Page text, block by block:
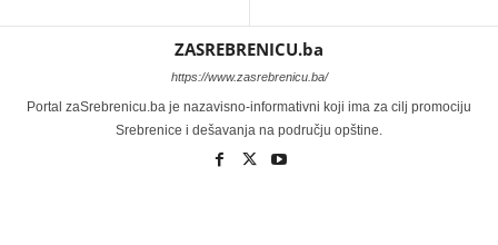
ZASREBRENICU.ba
https://www.zasrebrenicu.ba/
Portal zaSrebrenicu.ba je nazavisno-informativni koji ima za cilj promociju
Srebrenice i dešavanja na području opštine.